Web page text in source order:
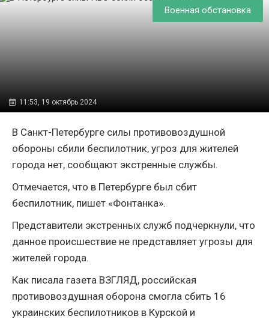
Военная обстановка
11:53, 19 октябрь 2024
В Санкт-Петербурге силы противовоздушной
обороны сбили беспилотник, угроз для жителей
города нет, сообщают экстренные службы.
Отмечается, что в Петербурге был сбит
беспилотник, пишет «Фонтанка».
Представители экстренных служб подчеркнули, что
данное происшествие не представляет угрозы для
жителей города.
Как писала газета ВЗГЛЯД, российская
противовоздушная оборона смогла сбить 16
украинских беспилотников в Курской и